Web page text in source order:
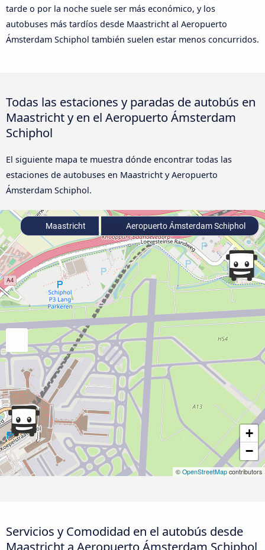
tarde o por la noche suele ser más económico, y los
autobuses más tardíos desde Maastricht al Aeropuerto
Ámsterdam Schiphol también suelen estar menos concurridos.
Todas las estaciones y paradas de autobús en
Maastricht y en el Aeropuerto Ámsterdam
Schiphol
El siguiente mapa te muestra dónde encontrar todas las
estaciones de autobuses en Maastricht y Aeropuerto
Ámsterdam Schiphol.
+
−
© OpenStreetMap contributors
Maastricht Aeropuerto Ámsterdam Schiphol
Servicios y Comodidad en el autobús desde
Maastricht a Aeropuerto Ámsterdam Schiphol